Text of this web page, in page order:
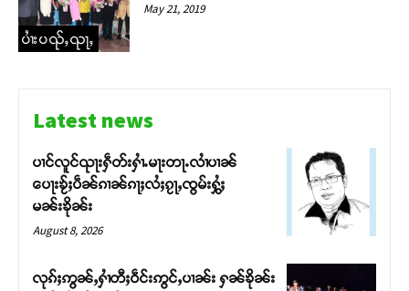
ပၢႆးပၺ်ႇၺႃႇ
May 21, 2019
Latest news
ပၢင်လူင်ၺႃးႁဵတ်းႁၢႆႉမႃးတႃႉလၢႆပၢၼ် ​​
ပေႃးၶႂ်ႈပဵၼ်ၵၢၼ်ၵႃႈလႆႈၵႂႃႇၸွမ်းႁွႆႈ
မၼ်းၶိုၼ်း
August 8, 2026
လုၵ်ႈဢွၼ်ႇႁၢႆတီႈဝဵင်းဢွင်ႇပၢၼ်း ႁၼ်ၶိုၼ်း